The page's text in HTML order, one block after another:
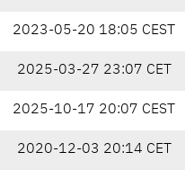
2023-05-20 18:05 CEST
2025-03-27 23:07 CET
2025-10-17 20:07 CEST
2020-12-03 20:14 CET